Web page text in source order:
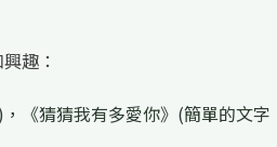
趣：
《猜猜我有多愛你》(簡單的文字